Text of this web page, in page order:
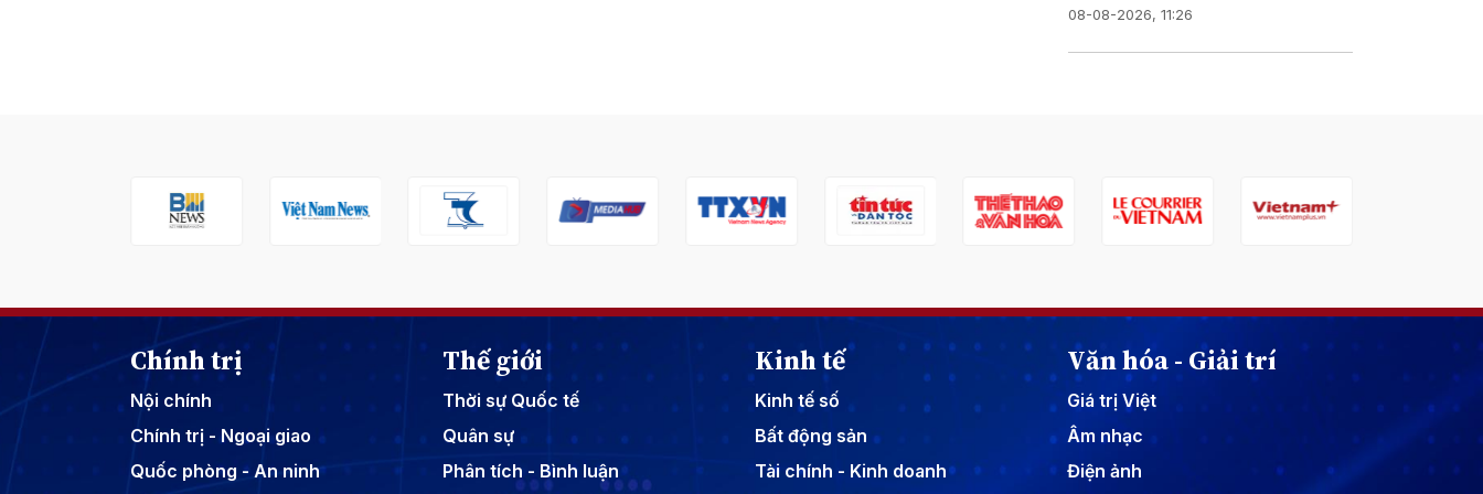
08-08-2026, 11:26
Chính trị
Nội chính
Chính trị - Ngoại giao
Quốc phòng - An ninh
Thế giới
Thời sự Quốc tế
Quân sự
Phân tích - Bình luận
Kinh tế
Kinh tế số
Bất động sản
Tài chính - Kinh doanh
Văn hóa - Giải trí
Giá trị Việt
Âm nhạc
Điện ảnh